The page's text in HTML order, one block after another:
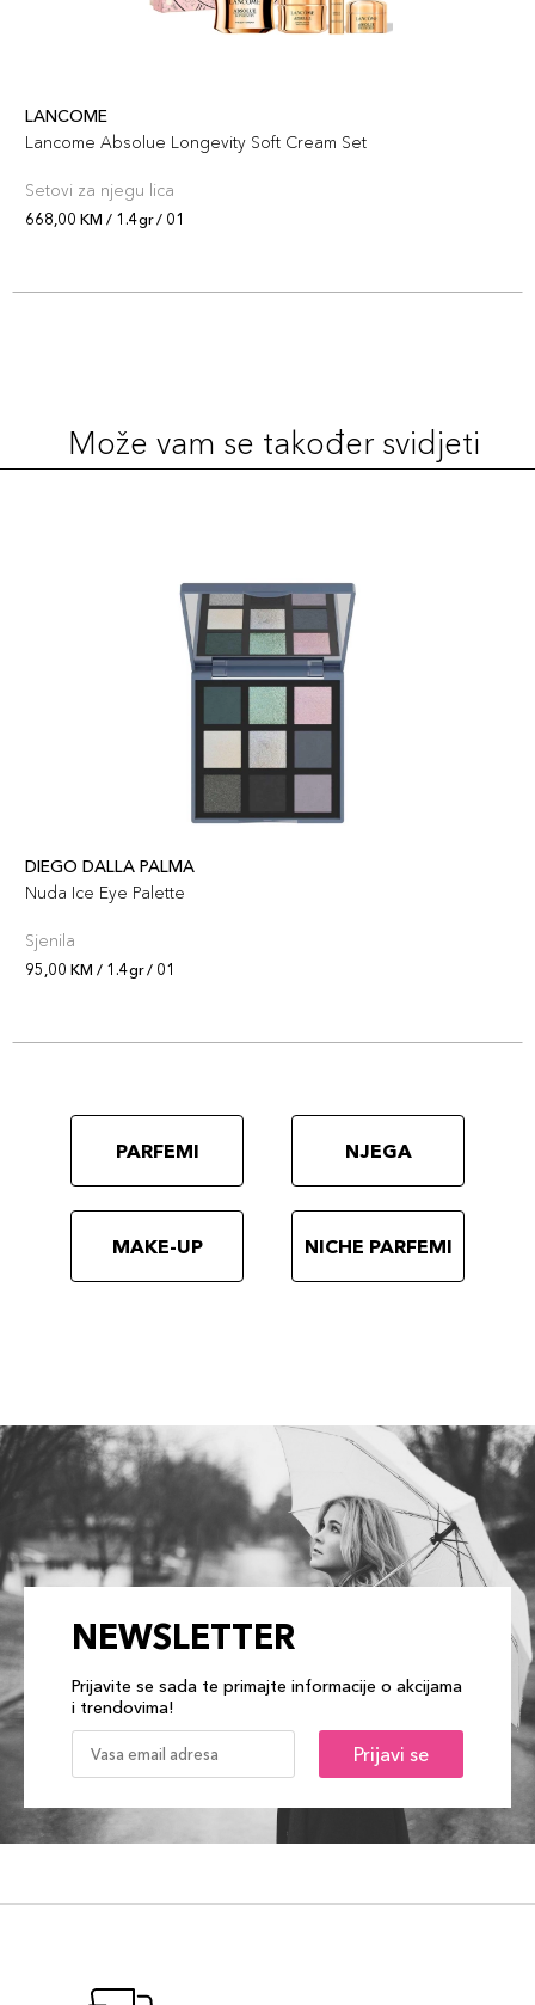
LANCOME
Lancome Absolue Longevity Soft Cream Set
Setovi za njegu lica
668,00 KM / 1.4gr / 01
Može vam se također svidjeti
DIEGO DALLA PALMA
Nuda Ice Eye Palette
Sjenila
95,00 KM / 1.4gr / 01
PARFEMI NJEGA
MAKE-UP NICHE PARFEMI
NEWSLETTER
Prijavite se sada te primajte informacije o akcijama
i trendovima!
Prijavi se